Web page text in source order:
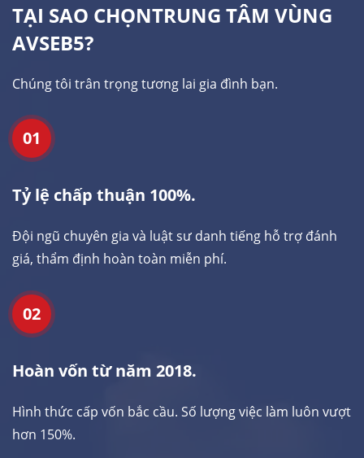
TẠI SAO CHỌNTRUNG TÂM VÙNG
AVSEB5?
Chúng tôi trân trọng tương lai gia đình bạn.
01
Tỷ lệ chấp thuận 100%.
Đội ngũ chuyên gia và luật sư danh tiếng hỗ trợ đánh
giá, thẩm định hoàn toàn miễn phí.
02
Hoàn vốn từ năm 2018.
Hình thức cấp vốn bắc cầu. Số lượng việc làm luôn vượt
hơn 150%.